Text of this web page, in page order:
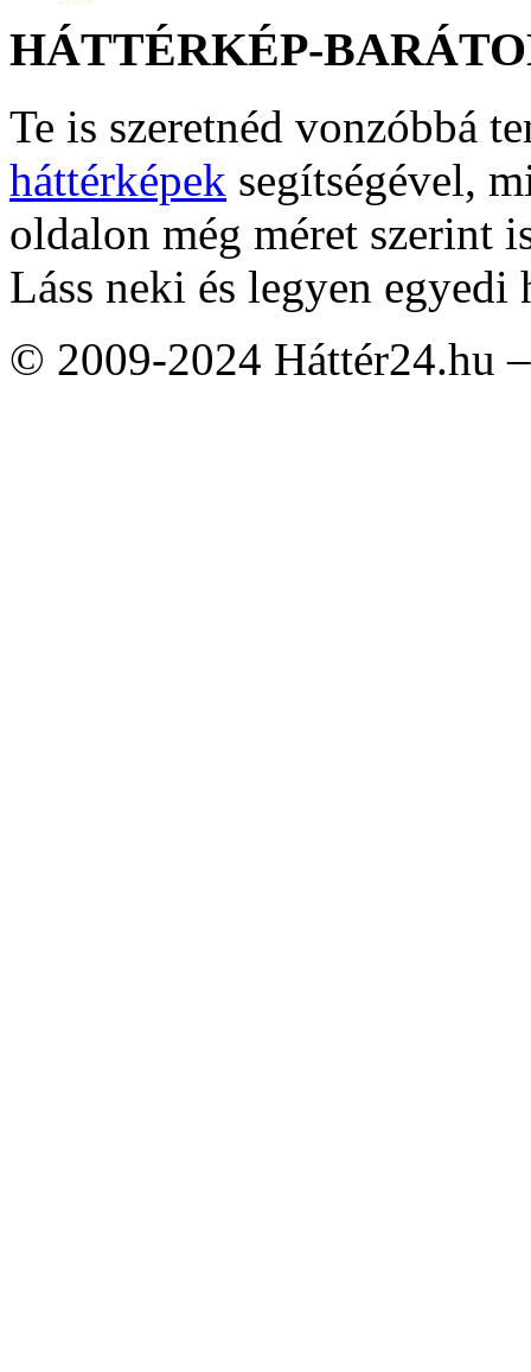
HÁTTÉRKÉP-
Te is szeretnéd vonzóbbá
háttérképek segítségével,
oldalon még méret szerint
Láss neki és legyen egyedi
© 2009-2024 Háttér24.hu